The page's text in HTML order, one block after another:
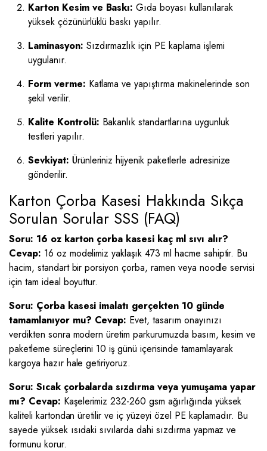
Karton Kesim ve Baskı: Gıda boyası kullanılarak
yüksek çözünürlüklü baskı yapılır.
Laminasyon: Sızdırmazlık için PE kaplama işlemi
uygulanır.
Form verme: Katlama ve yapıştırma makinelerinde son
şekil verilir.
Kalite Kontrolü: Bakanlık standartlarına uygunluk
testleri yapılır.
Sevkiyat: Ürünleriniz hijyenik paketlerle adresinize
gönderilir.
Karton Çorba Kasesi Hakkında Sıkça
Sorulan Sorular SSS (FAQ)
Soru: 16 oz karton çorba kasesi kaç ml sıvı alır?
Cevap: 16 oz modelimiz yaklaşık 473 ml hacme sahiptir. Bu
hacim, standart bir porsiyon çorba, ramen veya noodle servisi
için tam ideal boyuttur.
Soru: Çorba kasesi imalatı gerçekten 10 günde
tamamlanıyor mu? Cevap: Evet, tasarım onayınızı
verdikten sonra modern üretim parkurumuzda basım, kesim ve
paketleme süreçlerini 10 iş günü içerisinde tamamlayarak
kargoya hazır hale getiriyoruz.
Soru: Sıcak çorbalarda sızdırma veya yumuşama yapar
mı? Cevap: Kaşelerimiz 232-260 gsm ağırlığında yüksek
kaliteli kartondan üretilir ve iç yüzeyi özel PE kaplamadır. Bu
sayede yüksek ısıdaki sıvılarda dahi sızdırma yapmaz ve
formunu korur.